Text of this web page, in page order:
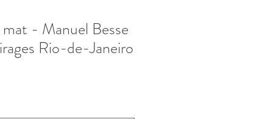
- Manuel Besse
Rio-de-Janeiro